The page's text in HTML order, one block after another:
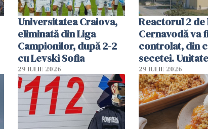
Universitatea Craiova,
eliminată din Liga
Campionilor, după 2-2
cu Levski Sofia
29 IULIE 2026
Reactorul 2 de
Cernavodă va
controlat, din
secetei.
deja oprită
29 IULIE 2026